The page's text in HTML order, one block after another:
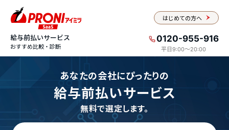
はじめての方へ
給与前払いサービス
おすすめ比較・診断
0120-955-916
平日9:00〜20:00
あなたの会社にぴったりの
給与前払いサービス
無料で選定します。